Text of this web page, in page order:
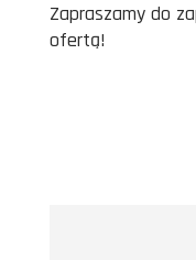
Zapraszamy do
ofertą!